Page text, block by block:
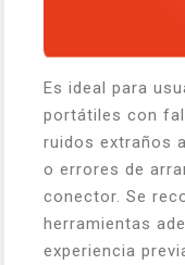
Es ideal para
portátiles con
ruidos extraños
o errores de
conector. Se
herramientas
experiencia